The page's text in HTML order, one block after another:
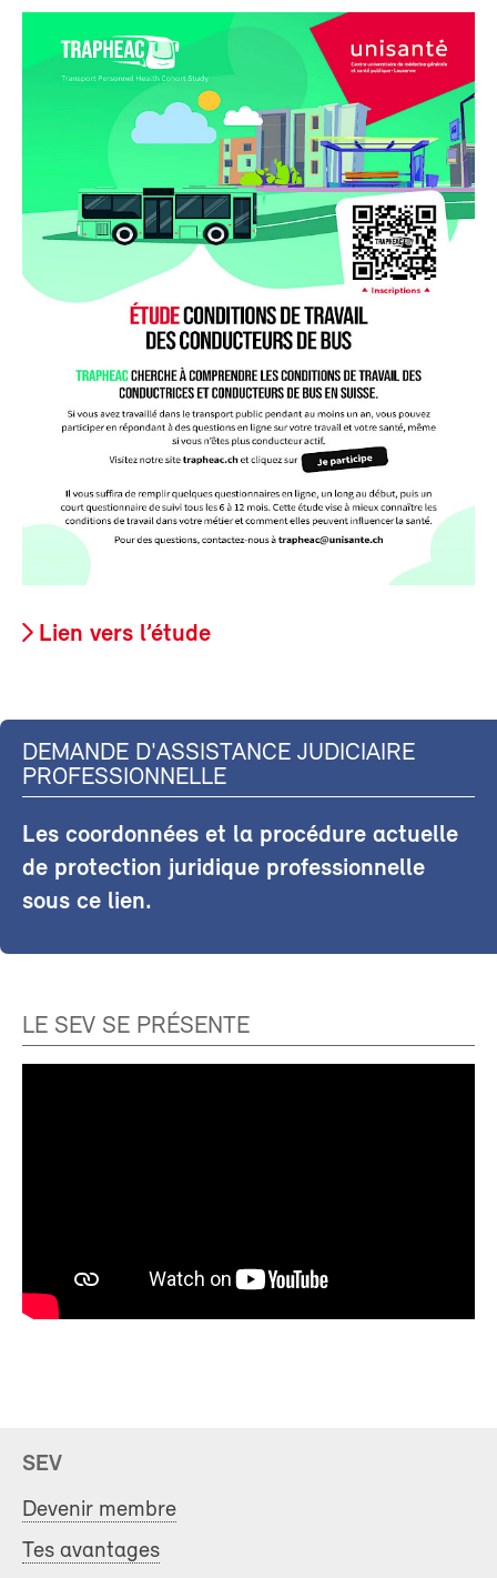
Lien vers l’étude
DEMANDE D'ASSISTANCE JUDICIAIRE
PROFESSIONNELLE
Les coordonnées et la procédure actuelle
de protection juridique professionnelle
sous ce lien.
LE SEV SE PRÉSENTE
SEV
Devenir membre
Tes avantages